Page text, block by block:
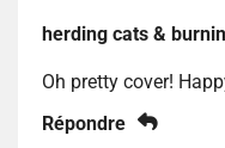
herding cats &
Oh pretty cover!
Répondre